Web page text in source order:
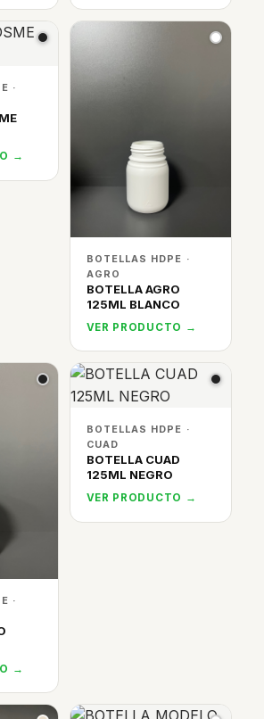
·
→
BOTELLAS HDPE ·
AGRO
BOTELLA AGRO
125ML BLANCO
VER PRODUCTO →
·
→
BOTELLAS HDPE ·
CUAD
BOTELLA CUAD
125ML NEGRO
VER PRODUCTO →